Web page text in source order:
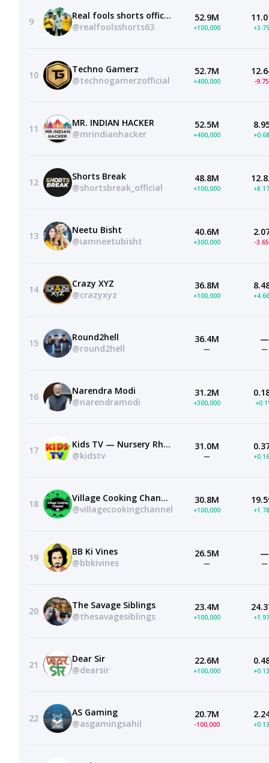
9
Real fools shorts official
@realfoolsshorts63
52.9M
+100,000
10
Techno Gamerz
@technogamerzofficial
52.7M
+400,000 -
11
MR. INDIAN HACKER
@mrindianhacker
52.5M
+400,000
12
Shorts Break
@shortsbreak_official
48.8M
+100,000
13
Neetu Bisht
@iamneetubisht
40.6M
+300,000 -
14
Crazy XYZ
@crazyxyz
36.8M
+100,000
15
Round2hell
@round2hell
36.4M
—
—
—
16
Narendra Modi
@narendramodi
31.2M
+300,000
17
Kids TV — Nursery Rhymes And Baby Songs
@kidstv
31.0M
—
18
Village Cooking Channel
@villagecookingchannel
30.8M
+100,000
19
BB Ki Vines
@bbkivines
26.5M
—
—
—
20
The Savage Siblings
@thesavagesiblings
23.4M
+100,000
21
Dear Sir
@dearsir
22.6M
+100,000
22
AS Gaming
@asgamingsahil
20.7M
-100,000